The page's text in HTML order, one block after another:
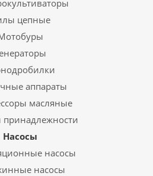
цепные
аппараты
масляные
Насосы
насосы
насосы